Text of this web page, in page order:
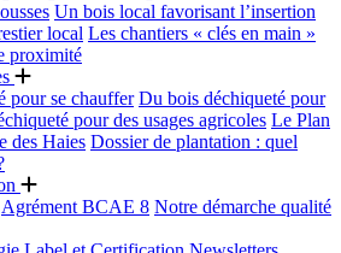
Un bois local favorisant l’insertion
local Les chantiers « clés en main »
proximité
pour se chauffer Du bois déchiqueté pour
pour des usages agricoles Le Plan
des Haies Dossier de plantation : quel
Agrément BCAE 8 Notre démarche qualité